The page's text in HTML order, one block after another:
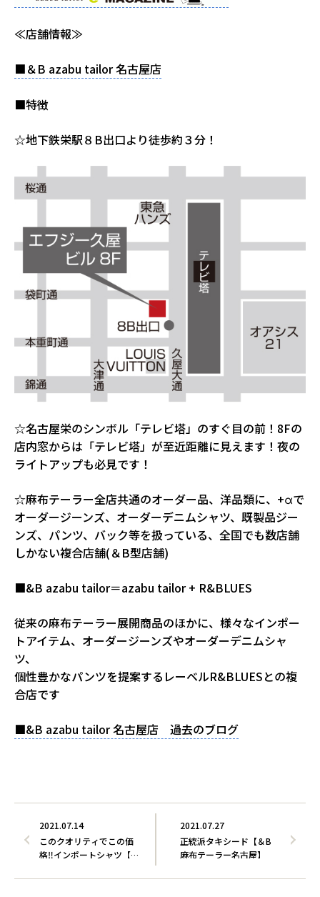
≪店舗情報≫
■＆B azabu tailor 名古屋店
■特徴
☆地下鉄栄駅８B出口より徒歩約３分！
☆名古屋栄のシンボル「テレビ塔」のすぐ目の前！8Fの
店内窓からは「テレビ塔」が至近距離に見えます！夜の
ライトアップも必見です！
☆麻布テーラー全店共通のオーダー品、洋品類に、+αで
オーダージーンズ、オーダーデニムシャツ、既製品ジー
ンズ、パンツ、バック等を扱っている、全国でも数店舗
しかない複合店舗(＆B型店舗)
■&B azabu tailor＝azabu tailor + R&BLUES
従来の麻布テーラー展開商品のほかに、様々なインポー
トアイテム、オーダージーンズやオーダーデニムシャ
ツ、
個性豊かなパンツを提案するレーベルR&BLUESとの複
合店です
■&B azabu tailor 名古屋店 過去のブログ
2021.07.27
正統派タキシード【＆B
麻布テーラー名古屋】
2021.07.14
このクオリティでこの価
格‼インポートシャツ【＆